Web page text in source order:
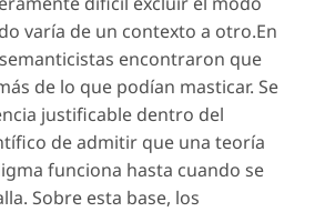
varía de un contexto a otro.En
encontraron que
de lo que podían masticar. Se
justificable dentro del
de admitir que una teoría
funciona hasta cuando se
Sobre esta base, los